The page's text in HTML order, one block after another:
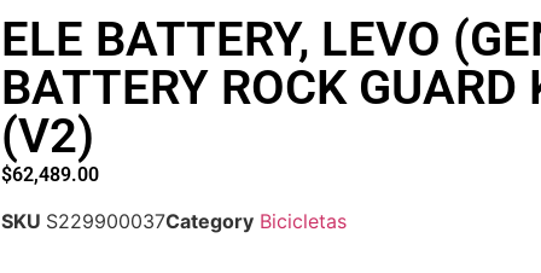
ELE BATTERY, LEVO
BATTERY ROCK GUARD
(V2)
$62,489.00
SKU S229900037Category Bicicletas